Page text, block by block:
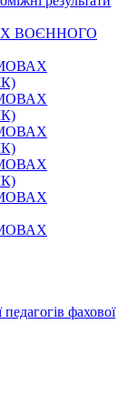
ВОЄННОГО
фахової